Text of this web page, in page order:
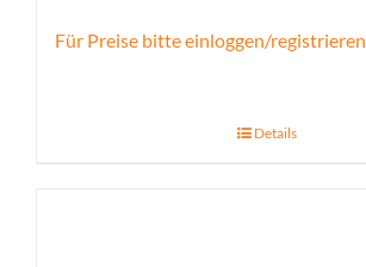
Für Preise bitte einloggen/registrieren
Details